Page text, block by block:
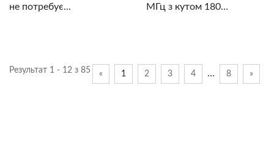
не потребує...
МГц з кутом 180
Результат 1 - 12 з 85 « 1 2 3 4 … 8 »